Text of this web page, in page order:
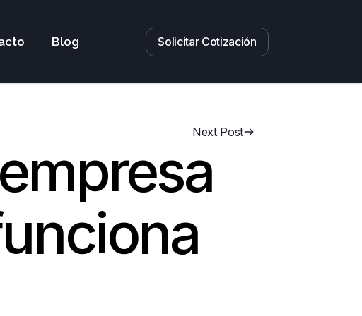
Blog Solicitar Cotización
Next Post